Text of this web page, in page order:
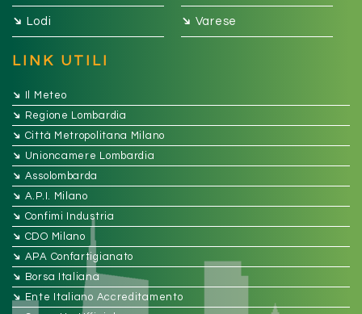
➔ Lodi ➔ Varese
LINK UTILI
➔ Il Meteo
➔ Regione Lombardia
➔ Città Metropolitana Milano
➔ Unioncamere Lombardia
➔ Assolombarda
➔ A.P.I. Milano
➔ Confimi Industria
➔ CDO Milano
➔ APA Confartigianato
➔ Borsa Italiana
➔ Ente Italiano Accreditamento